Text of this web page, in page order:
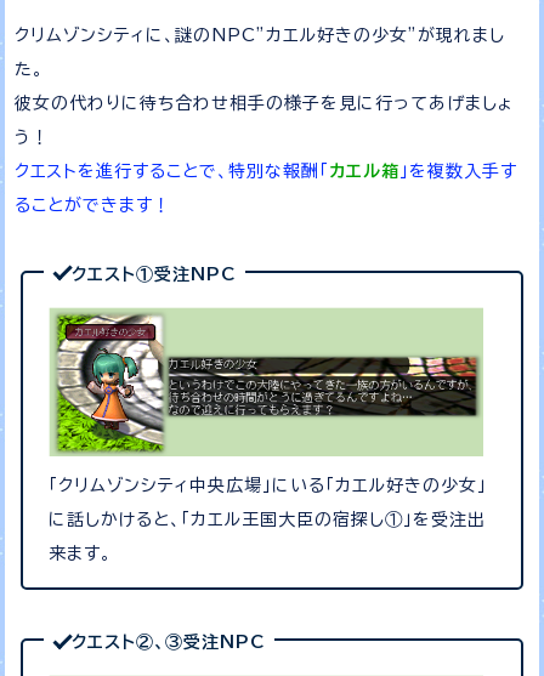
クリムゾンシティに、謎のNPC”カエル好きの少女”が現れまし
た。
彼女の代わりに待ち合わせ相手の様子を見に行ってあげましょ
う！
クエストを進行することで、特別な報酬「 カエル箱 」を複数入手す
ることができます！
クエスト①受注NPC
「クリムゾンシティ中央広場」にいる「カエル好きの少女」
に話しかけると、「カエル王国大臣の宿探し①」を受注出
来ます。
クエスト②、③受注NPC